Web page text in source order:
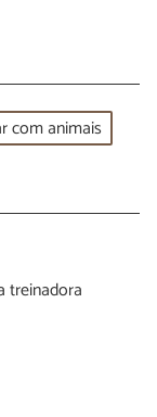
com animais
treinadora